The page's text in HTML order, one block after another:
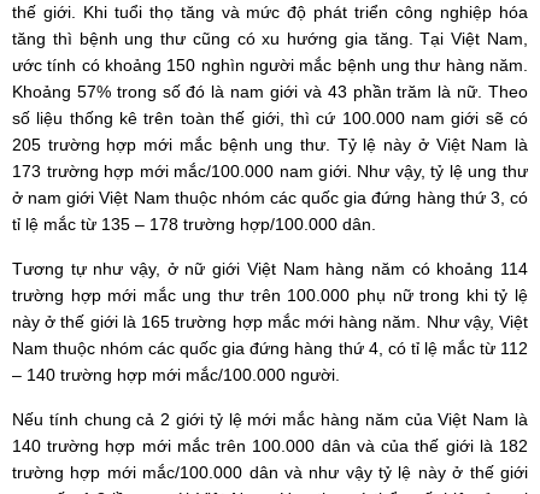
thế giới. Khi tuổi thọ tăng và mức độ phát triển công nghiệp hóa
tăng thì bệnh ung thư cũng có xu hướng gia tăng. Tại Việt Nam,
ước tính có khoảng 150 nghìn người mắc bệnh ung thư hàng năm.
Khoảng 57% trong số đó là nam giới và 43 phần trăm là nữ. Theo
số liệu thống kê trên toàn thế giới, thì cứ 100.000 nam giới sẽ có
205 trường hợp mới mắc bệnh ung thư. Tỷ lệ này ở Việt Nam là
173 trường hợp mới mắc/100.000 nam giới. Như vậy, tỷ lệ ung thư
ở nam giới Việt Nam thuộc nhóm các quốc gia đứng hàng thứ 3, có
tỉ lệ mắc từ 135 – 178 trường hợp/100.000 dân.
Tương tự như vậy, ở nữ giới Việt Nam hàng năm có khoảng 114
trường hợp mới mắc ung thư trên 100.000 phụ nữ trong khi tỷ lệ
này ở thế giới là 165 trường hợp mắc mới hàng năm. Như vậy, Việt
Nam thuộc nhóm các quốc gia đứng hàng thứ 4, có tỉ lệ mắc từ 112
– 140 trường hợp mới mắc/100.000 người.
Nếu tính chung cả 2 giới tỷ lệ mới mắc hàng năm của Việt Nam là
140 trường hợp mới mắc trên 100.000 dân và của thế giới là 182
trường hợp mới mắc/100.000 dân và như vậy tỷ lệ này ở thế giới